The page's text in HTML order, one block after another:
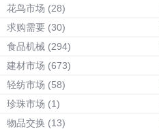
花鸟市场 (28)
求购需要 (30)
食品机械 (294)
建材市场 (673)
轻纺市场 (58)
珍珠市场 (1)
物品交换 (13)